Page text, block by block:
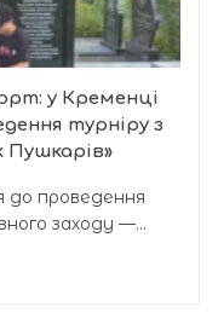
у Кременці
турніру з
Пушкарів»
до проведення
заходу —...